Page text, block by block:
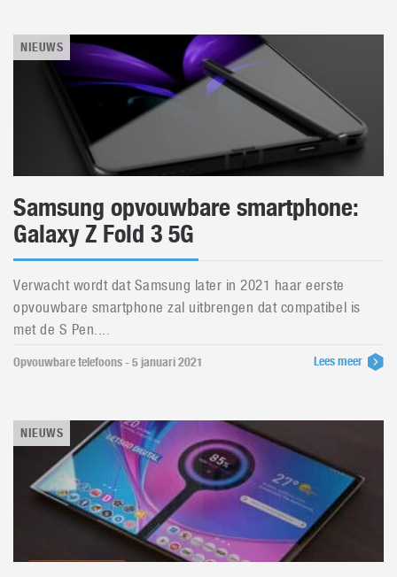
NIEUWS
Samsung opvouwbare smartphone:
Galaxy Z Fold 3 5G
Verwacht wordt dat Samsung later in 2021 haar eerste
opvouwbare smartphone zal uitbrengen dat compatibel is
met de S Pen....
Opvouwbare telefoons - 5 januari 2021 Lees meer
NIEUWS